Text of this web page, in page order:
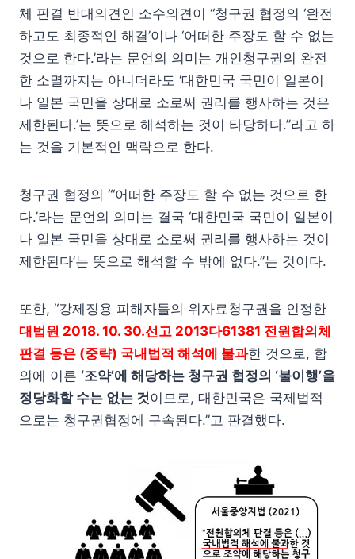
체 판결 반대의견인 소수의견이 “청구권 협정의 ‘완전
하고도 최종적인 해결’이나 ‘어떠한 주장도 할 수 없는
것으로 한다.’라는 문언의 의미는 개인청구권의 완전
한 소멸까지는 아니더라도 ‘대한민국 국민이 일본이
나 일본 국민을 상대로 소로써 권리를 행사하는 것은
제한된다.’는 뜻으로 해석하는 것이 타당하다.”라고 하
는 것을 기본적인 맥락으로 한다.
청구권 협정의 “‘어떠한 주장도 할 수 없는 것으로 한
다.’라는 문언의 의미는 결국 ‘대한민국 국민이 일본이
나 일본 국민을 상대로 소로써 권리를 행사하는 것이
제한된다’는 뜻으로 해석할 수 밖에 없다.”는 것이다.
또한, “강제징용 피해자들의 위자료청구권을 인정한
대법원 2018. 10. 30.선고 2013다61381 전원합의체
판결 등은 (중략) 국내법적 해석에 불과한 것으로, 합
의에 이른 ‘조약’에 해당하는 청구권 협정의 ‘불이행’을
정당화할 수는 없는 것이므로, 대한민국은 국제법적
으로는 청구권협정에 구속된다.”고 판결했다.